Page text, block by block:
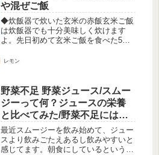
や混ぜご飯
◆炊飯器で炊いた玄米の赤飯玄米ご飯
は炊飯器でも十分美味しく炊けます
よ。先日初めて玄米ご飯を食べた5歳
と喜んでました。白米もおいしいけ
茶碗一...
レモン
野菜不足 野菜ジュース/スムー
ジーって何？ジュースの栄養
と比べてみた/野菜不足にはど
ちらが
最近スムージーを飲み始めて、ジュー
スより飲みごたえあるし飲みやすいと
感じてます。朝食にしているという人